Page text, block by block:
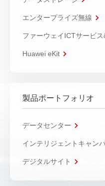
エンタープライズ無線
ファーウェイICTサービ
Huawei eKit
製品ポートフォリオ
データセンター
インテリジェントキャン
デジタルサイト